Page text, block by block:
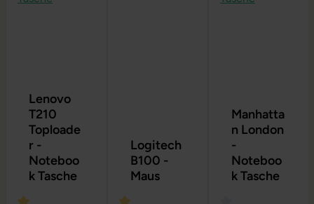
Lenovo
T210
Toploade
r -
Noteboo
k Tasche
Logitech
B100 -
Maus
Manhatta
n London
-
Noteboo
k Tasche